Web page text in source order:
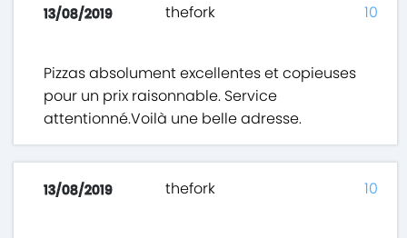
13/08/2019 thefork
Pizzas absolument excellentes et copieuses
pour un prix raisonnable. Service
attentionné.Voilà une belle adresse.
10
13/08/2019 thefork 10